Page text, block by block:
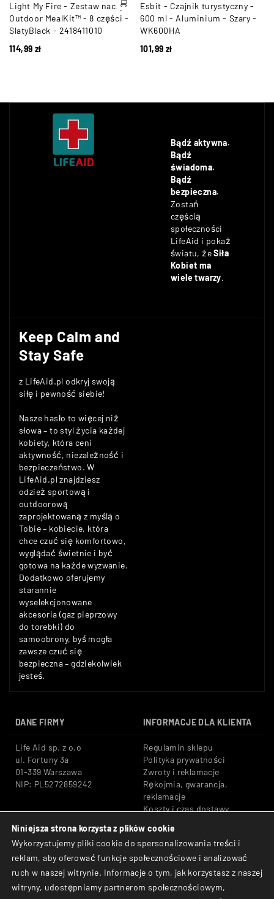
Light My Fire - Zestaw naczyń
Outdoor MealKit™ - 8 części -
SlatyBlack - 2418411010
114,99 zł
Esbit - Czajnik turystyczny -
600 ml - Aluminium - Szary -
WK600HA
101,99 zł
Bądź aktywna.
Bądź
świadoma.
Bądź
bezpieczna.
Zostań
częścią
społeczności
LifeAid i pokaż
światu, żeSiła
Kobiet ma
wiele twarzy.
Keep Calm and
Stay Safe
z LifeAid.pl odkryj swoją
siłę i pewność siebie!
Nasze hasło to więcej niż
słowa – to styl życia każdej
kobiety, która ceni
aktywność, niezależność i
bezpieczeństwo. W
LifeAid.pl znajdziesz
odzież sportową i
outdoorową
zaprojektowaną z myślą o
Tobie – kobiecie, która
chce czuć się komfortowo,
wyglądać świetnie i być
gotowa na każde wyzwanie.
Dodatkowo oferujemy
starannie
wyselekcjonowane
akcesoria (gaz pieprzowy
do torebki) do
samoobrony, byś mogła
zawsze czuć się
bezpieczna – gdziekolwiek
jesteś.
DANE FIRMY INFORMACJE DLA KLIENTA
Life Aid sp. z o.o
ul. Fortuny 3a
01-339 Warszawa
NIP: PL5272859242
Regulamin sklepu
Polityka prywatności
Zwroty i reklamacje
Rękojmia, gwarancja,
reklamacje
Koszty i czas dostawy
Tel: +48 533 666 776
E-mail: shop@lifeaid.pl
Bezpieczne płatności:
Przelewy24, BLIK, Karty
płatnicze
© Life Aid sp. z o.o. All
Niniejsza strona korzysta z plików cookie
Wykorzystujemy pliki cookie do spersonalizowania treści i
reklam, aby oferować funkcje społecznościowe i analizować
ruch w naszej witrynie. Informacje o tym, jak korzystasz z naszej
witryny, udostępniamy partnerom społecznościowym,